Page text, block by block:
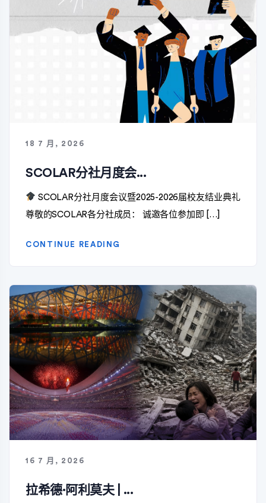
18 7 月, 2026
SCOLAR分社月度会...
SCOLAR分社月度会议暨2025-2026届校友结业典礼
尊敬的SCOLAR各分社成员： 诚邀各位参加即 […]
CONTINUE READING
16 7 月, 2026
拉希德·阿利莫夫 | ...